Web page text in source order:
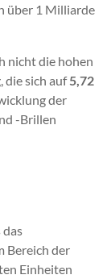
über 1 Milliarde
nicht die hohen
die sich auf5,72
der
-Brillen
Bereich der
Einheiten